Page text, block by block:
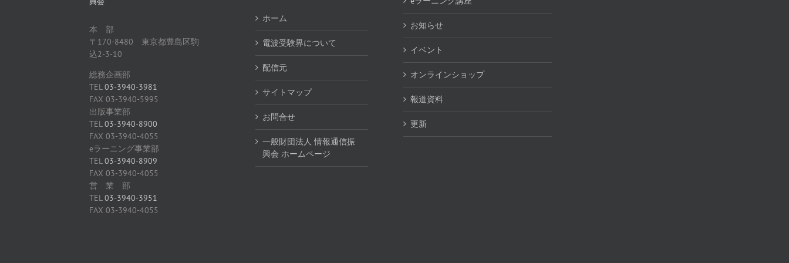
本 部
〒170-8480 東京都豊島区駒
込2-3-10
総務企画部
TEL03-3940-3981
FAX 03-3940-5995
出版事業部
TEL03-3940-8900
FAX 03-3940-4055
eラーニング事業部
TEL03-3940-8909
FAX 03-3940-4055
営 業 部
TEL03-3940-3951
FAX 03-3940-4055
ホーム
電波受験界について
配信元
サイトマップ
お問合せ
一般財団法人 情報通信振
興会 ホームページ
お知らせ
イベント
オンラインショップ
報道資料
更新